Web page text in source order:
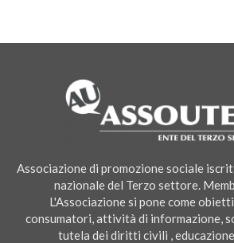
Associazione di promozione sociale
nazionale del Terzo settore.
L'Associazione si pone come
consumatori, attività di informazione,
tutela dei diritti civili ,